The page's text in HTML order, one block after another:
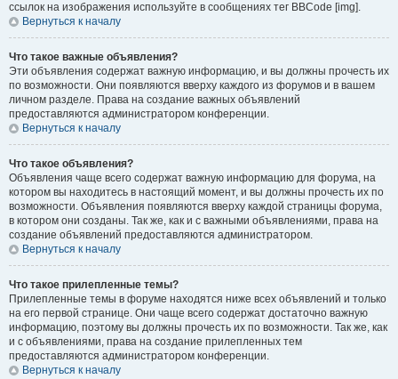
ссылок на изображения используйте в сообщениях тег BBCode [img].
Вернуться к началу
Что такое важные объявления?
Эти объявления содержат важную информацию, и вы должны прочесть их
по возможности. Они появляются вверху каждого из форумов и в вашем
личном разделе. Права на создание важных объявлений
предоставляются администратором конференции.
Вернуться к началу
Что такое объявления?
Объявления чаще всего содержат важную информацию для форума, на
котором вы находитесь в настоящий момент, и вы должны прочесть их по
возможности. Объявления появляются вверху каждой страницы форума,
в котором они созданы. Так же, как и с важными объявлениями, права на
создание объявлений предоставляются администратором.
Вернуться к началу
Что такое прилепленные темы?
Прилепленные темы в форуме находятся ниже всех объявлений и только
на его первой странице. Они чаще всего содержат достаточно важную
информацию, поэтому вы должны прочесть их по возможности. Так же, как
и с объявлениями, права на создание прилепленных тем
предоставляются администратором конференции.
Вернуться к началу